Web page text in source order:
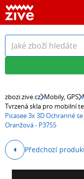
zbozi.zive.cz Mobily, GPS
Tvrzená skla pro mobilní
Picasee 3x 3D Ochranné
Oranžová - P3755
Předchozí